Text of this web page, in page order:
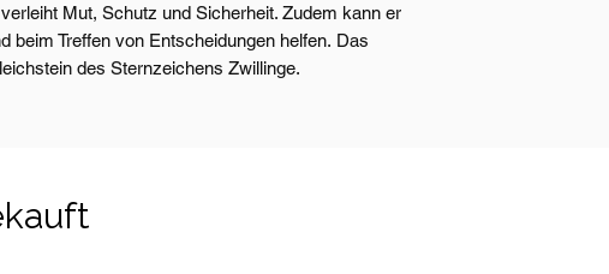
verleiht Mut, Schutz und Sicherheit. Zudem kann er
beim Treffen von Entscheidungen helfen. Das
des Sternzeichens Zwillinge.